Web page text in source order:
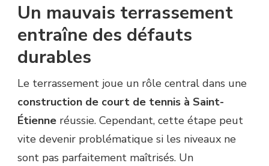
Un mauvais terrassement
entraîne des défauts
durables
Le terrassement joue un rôle central dans une
construction de court de tennis à Saint-
Étienne réussie. Cependant, cette étape peut
vite devenir problématique si les niveaux ne
sont pas parfaitement maîtrisés. Un